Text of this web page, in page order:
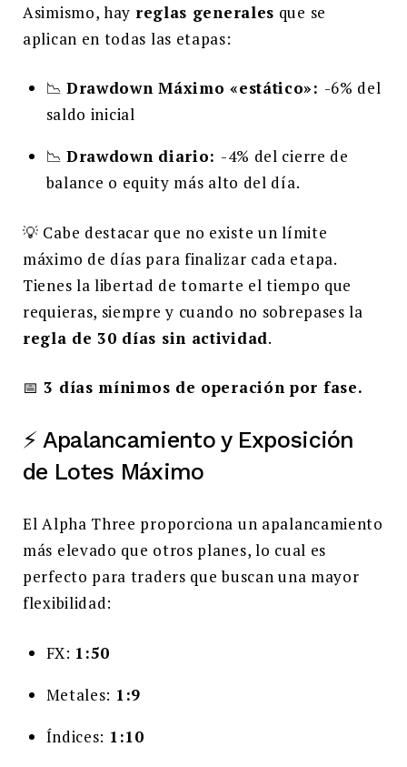
Asimismo, hay reglas generales que se
aplican en todas las etapas:
📉 Drawdown Máximo «estático»: -6% del
saldo inicial
📉 Drawdown diario: -4% del cierre de
balance o equity más alto del día.
💡 Cabe destacar que no existe un límite
máximo de días para finalizar cada etapa.
Tienes la libertad de tomarte el tiempo que
requieras, siempre y cuando no sobrepases la
regla de 30 días sin actividad.
📅 3 días mínimos de operación por fase.
⚡ Apalancamiento y Exposición
de Lotes Máximo
El Alpha Three proporciona un apalancamiento
más elevado que otros planes, lo cual es
perfecto para traders que buscan una mayor
flexibilidad:
FX: 1:50
Metales: 1:9
Índices: 1:10